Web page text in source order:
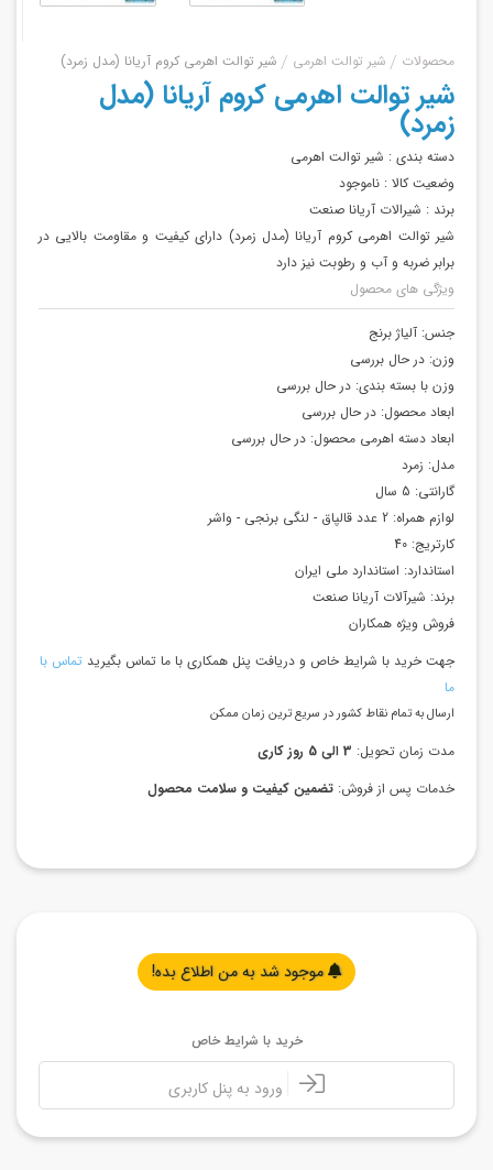
محصولات شیر توالت اهرمی شیر توالت اهرمی کروم آریانا (مدل زمرد)
شیر توالت اهرمی کروم آریانا (مدل
زمرد)
دسته بندی : شیر توالت اهرمی
وضعیت کالا : ناموجود
برند : شیرالات آریانا صنعت
شیر توالت اهرمی کروم آریانا (مدل زمرد) دارای کیفیت و مقاومت بالایی در
برابر ضربه و آب و رطوبت نیز دارد
ویژگی های محصول
جنس: آلیاژ برنج
وزن: در حال بررسی
وزن با بسته بندی: در حال بررسی
ابعاد محصول: در حال بررسی
ابعاد دسته اهرمی محصول: در حال بررسی
مدل: زمرد
گارانتی: 5 سال
لوازم همراه: 2 عدد قالپاق - لنگی برنجی - واشر
کارتریج: 40
استاندارد: استاندارد ملی ایران
برند: شیرآلات آریانا صنعت
فروش ویژه همکاران
جهت خرید با شرایط خاص و دریافت پنل همکاری با ما تماس بگیرید تماس با
ما
ارسال به تمام نقاط کشور در سریع ترین زمان ممکن
مدت زمان تحویل: 3 الی 5 روز کاری
خدمات پس از فروش: تضمین کیفیت و سلامت محصول
موجود شد به من اطلاع بده!
خرید با شرایط خاص
ورود به پنل کاربری